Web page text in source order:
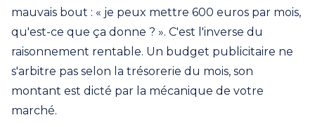
mauvais bout : « je peux mettre 600 euros par mois,
qu'est-ce que ça donne ? ». C'est l'inverse du
raisonnement rentable. Un budget publicitaire ne
s'arbitre pas selon la trésorerie du mois, son
montant est dicté par la mécanique de votre
marché.